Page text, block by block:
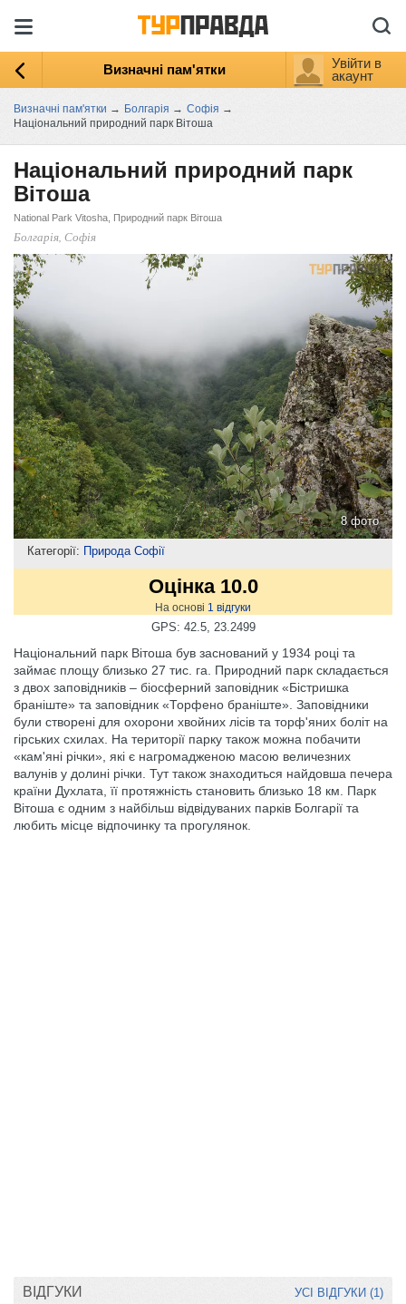
Визначні пам'ятки
Увійти в
акаунт
Визначні пам'ятки → Болгарія → Софія →
Національний природний парк Вітоша
Національний природний парк
Вітоша
National Park Vitosha, Природний парк Вітоша
Болгарія, Софія
8 фото
Категорії: Природа Софії
Оцінка 10.0
На основі 1 відгуки
GPS: 42.5, 23.2499
Національний парк Вітоша був заснований у 1934 році та
займає площу близько 27 тис. га. Природний парк складається
з двох заповідників – біосферний заповідник «Бістришка
браніште» та заповідник «Торфено браніште». Заповідники
були створені для охорони хвойних лісів та торф'яних боліт на
гірських схилах. На території парку також можна побачити
«кам'яні річки», які є нагромадженою масою величезних
валунів у долині річки. Тут також знаходиться найдовша печера
країни Духлата, її протяжність становить близько 18 км. Парк
Вітоша є одним з найбільш відвідуваних парків Болгарії та
любить місце відпочинку та прогулянок.
ВІДГУКИ УСІ ВІДГУКИ (1)